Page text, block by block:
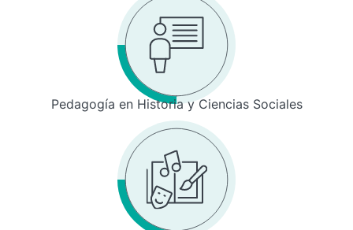
Pedagogía en Historia y Ciencias Sociales